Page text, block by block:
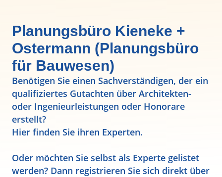
Planungsbüro Kieneke +
Ostermann (Planungsbüro
für Bauwesen)
Benötigen Sie einen Sachverständigen, der ein
qualifiziertes Gutachten über Architekten-
oder Ingenieurleistungen oder Honorare
erstellt?
Hier finden Sie ihren Experten.
Oder möchten Sie selbst als Experte gelistet
werden? Dann registrieren Sie sich direkt über